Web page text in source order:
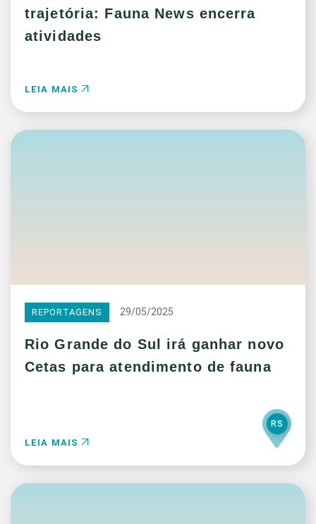
trajetória: Fauna News encerra
atividades
LEIA MAIS
REPORTAGENS 29/05/2025
Rio Grande do Sul irá ganhar novo
Cetas para atendimento de fauna
LEIA MAIS
RS